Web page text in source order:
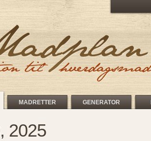
2025
MADRETTER GENERATOR